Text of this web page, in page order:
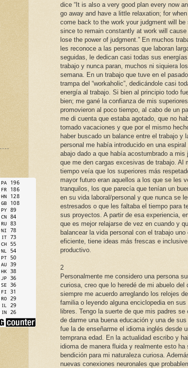
dice “It is also a very good plan every now
go away and have a little relaxation; for
come back to the work your judgment will be
since to remain constantly at work will
lose the power of judgment.” En muchos
les reconoce a las personas que laboran
seguidas, le dedican casi todas sus
trabajo y nunca paran, muchos ni siquiera
semana. En un trabajo que tuve en el
trampa del “workaholic”, dedicándole casi
energía al trabajo. Si bien al principio todo
bien; me gané la confianza de mis
promovieron al poco tiempo, al cabo de un
me di cuenta que estaba agotado, que no
tomado vacaciones y que por el mismo
haber buscado un balance entre el trabajo y
personal me había introducido en una espiral
abajo dado a que había acostumbrado a mis
que me den cargas excesivas de trabajo. Al
tiempo veía que los superiores más
mayor futuro eran aquellos a los que se les
tranquilos, los que parecía que tenían un
en su vida laboral/personal y que nunca se
estresados o que les faltaba el tiempo para
sus proyectos. A partir de esa experiencia,
que es mejor relajarse de vez en cuando y
balancear la vida personal con el trabajo uno
eficiente, tiene ideas más frescas e
productivo.
2
Personalmente me considero una persona
curiosa, creo que lo heredé de mi abuelo del
siempre me acuerdo arreglando los relojes
familia o leyendo alguna enciclopedia en sus
libres. Tengo la suerte de que mis padres se
de darme una buena educación y una de sus
fue la de enseñarme el idioma inglés desde
temprana edad. En la actualidad escribo y
idioma de manera fluida y realmente esto ha
bendición para mi naturaleza curiosa.
nuevas conexiones neuronales que